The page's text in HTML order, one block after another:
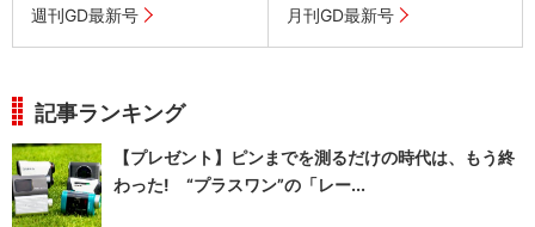
週刊GD最新号 月刊GD最新号
記事ランキング
【プレゼント】ピンまでを測るだけの時代は、もう終
わった! “プラスワン”の「レー...